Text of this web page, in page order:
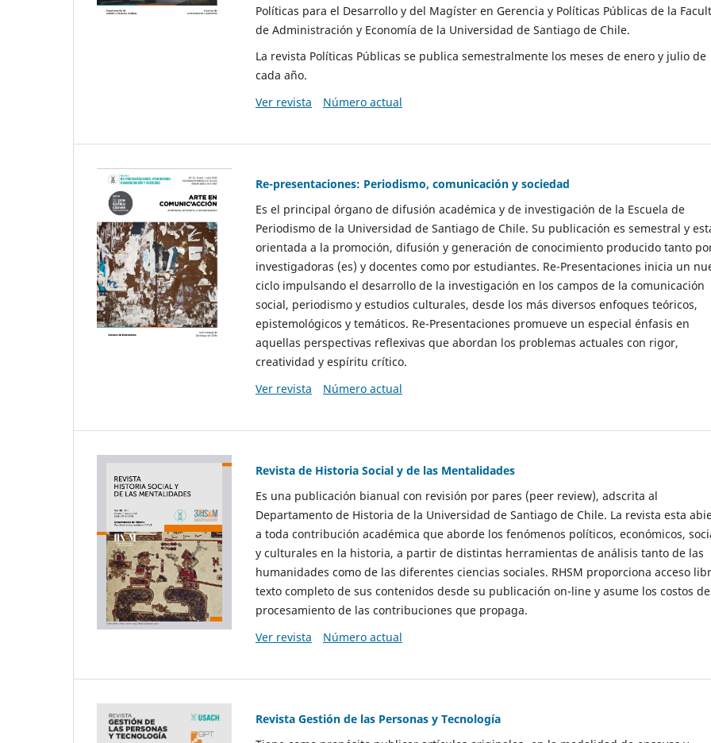
Políticas para el Desarrollo y del Magíster en Gerencia y Políticas Públicas de la
de Administración y Economía de la Universidad de Santiago de Chile.
La revista Políticas Públicas se publica semestralmente los meses de enero y julio de
cada año.
Ver revista
Número actual
Re-presentaciones: Periodismo, comunicación y sociedad
Es el principal órgano de difusión académica y de investigación de la Escuela de
Periodismo de la Universidad de Santiago de Chile. Su publicación es semestral y
orientada a la promoción, difusión y generación de conocimiento producido tanto
investigadoras (es) y docentes como por estudiantes. Re-Presentaciones inicia un
ciclo impulsando el desarrollo de la investigación en los campos de la comunicación
social, periodismo y estudios culturales, desde los más diversos enfoques teóricos,
epistemológicos y temáticos. Re-Presentaciones promueve un especial énfasis en
aquellas perspectivas reflexivas que abordan los problemas actuales con rigor,
creatividad y espíritu crítico.
Ver revista
Número actual
Revista de Historia Social y de las Mentalidades
Es una publicación bianual con revisión por pares (peer review), adscrita al
Departamento de Historia de la Universidad de Santiago de Chile. La revista esta
a toda contribución académica que aborde los fenómenos políticos, económicos,
y culturales en la historia, a partir de distintas herramientas de análisis tanto de las
humanidades como de las diferentes ciencias sociales. RHSM proporciona acceso
texto completo de sus contenidos desde su publicación on-line y asume los costos de
procesamiento de las contribuciones que propaga.
Ver revista
Número actual
Revista Gestión de las Personas y Tecnología